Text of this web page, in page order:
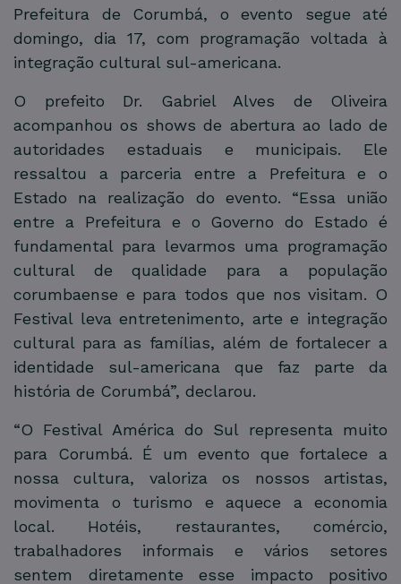
Prefeitura de Corumbá, o evento segue até
domingo, dia 17, com programação voltada à
integração cultural sul-americana.
O prefeito Dr. Gabriel Alves de Oliveira
acompanhou os shows de abertura ao lado de
autoridades estaduais e municipais. Ele
ressaltou a parceria entre a Prefeitura e o
Estado na realização do evento. “Essa união
entre a Prefeitura e o Governo do Estado é
fundamental para levarmos uma programação
cultural de qualidade para a população
corumbaense e para todos que nos visitam. O
Festival leva entretenimento, arte e integração
cultural para as famílias, além de fortalecer a
identidade sul-americana que faz parte da
história de Corumbá”, declarou.
“O Festival América do Sul representa muito
para Corumbá. É um evento que fortalece a
nossa cultura, valoriza os nossos artistas,
movimenta o turismo e aquece a economia
local. Hotéis, restaurantes, comércio,
trabalhadores informais e vários setores
sentem diretamente esse impacto positivo